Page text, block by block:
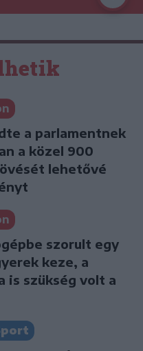
a parlamentnek
a közel 900
lehetővé
szorult egy
keze, a
is szükség volt a